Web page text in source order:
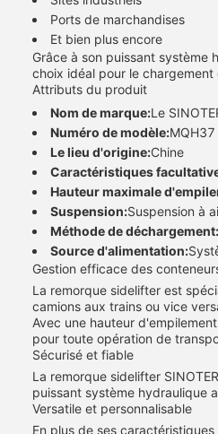
Ports de marchandises
Et bien plus encore
Grâce à son puissant
choix idéal pour le
Attributs du produit
Nom de marque:Le
Numéro de modèle:MQH37
Le lieu d'origine:Chine
Caractéristiques
Hauteur maximale
Suspension:Suspension à
Méthode de déchargement:
Source d'alimentation:
Gestion efficace des
La remorque sidelifter est
camions aux trains ou vice
Avec une hauteur
pour toute opération de
Sécurisé et fiable
La remorque sidelifter
puissant système hydraulique
Versatile et personnalisable
En plus de ses